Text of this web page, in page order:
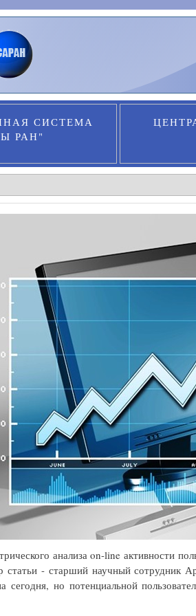
СИСТЕМА
РАН"
анализа on-line активности
статьи - старший научный сотрудник
но потенциальной